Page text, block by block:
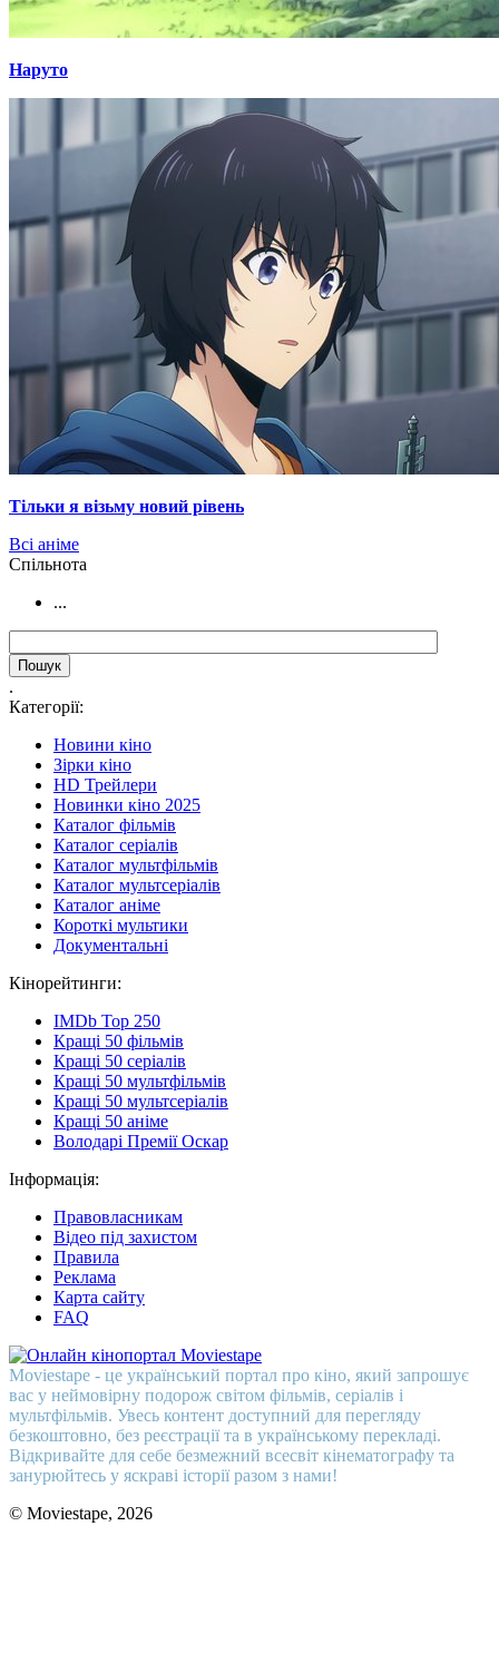
Наруто
Тільки я візьму новий рівень
Всі аніме
Cпільнота
...
.
Категорії:
Новини кіно
Зірки кіно
HD Трейлери
Новинки кіно 2025
Каталог фільмів
Каталог серіалів
Каталог мультфільмів
Каталог мультсеріалів
Каталог аніме
Короткі мультики
Документальні
Кінорейтинги:
IMDb Top 250
Кращі 50 фільмів
Кращі 50 серіалів
Кращі 50 мультфільмів
Кращі 50 мультсеріалів
Кращі 50 аніме
Володарі Премії Оскар
Інформація:
Правовласникам
Відео під захистом
Правила
Реклама
Карта сайту
FAQ
Moviestape - це український портал про кіно, який запрошує
вас у неймовірну подорож світом фільмів, серіалів і
мультфільмів. Увесь контент доступний для перегляду
безкоштовно, без реєстрації та в українському перекладі.
Відкривайте для себе безмежний всесвіт кінематографу та
занурюйтесь у яскраві історії разом з нами!
© Moviestape, 2026